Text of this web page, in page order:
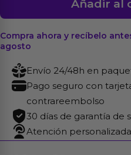
Ajustable
43-
60
cm
cantidad
Añadir al
Compra ahora y recíbelo
agosto
Envío 24/48h en
Pago seguro con
contrareembolso
30 días de garantía de
Atención